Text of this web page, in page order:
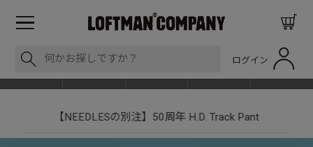
ログイン
【NEEDLESの別注】50周年 H.D. Track Pant